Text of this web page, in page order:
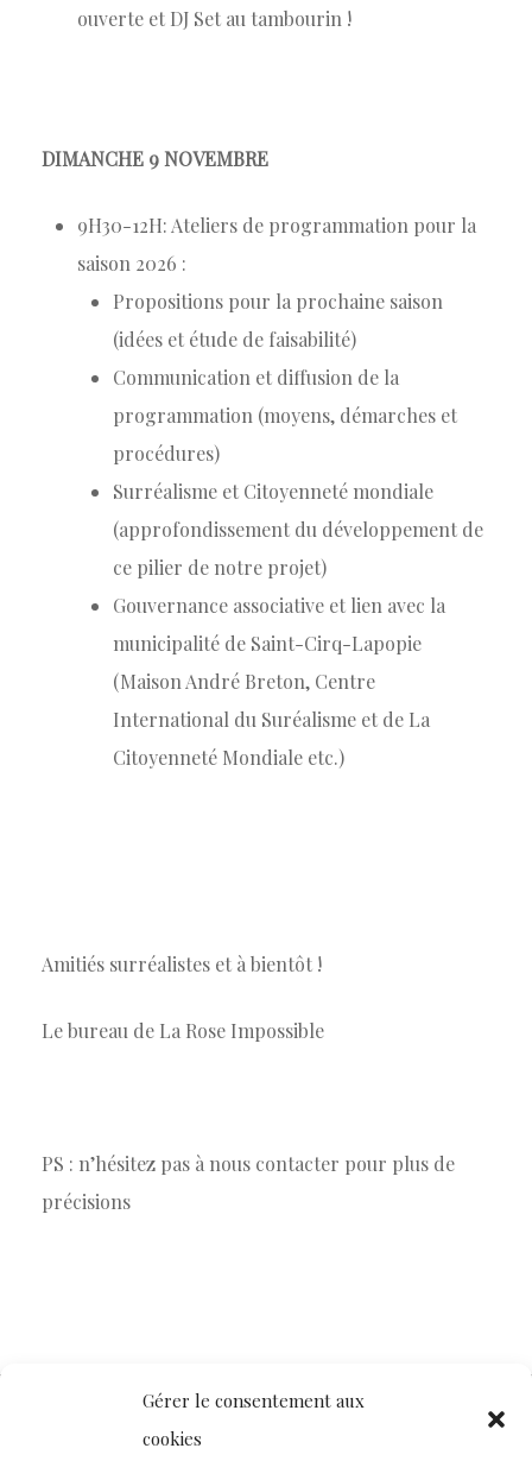
Gérer le consentement aux
cookies
ouverte et DJ Set au tambourin !
DIMANCHE 9 NOVEMBRE
9H30-12H: Ateliers de programmation pour la
saison 2026 :
Propositions pour la prochaine saison
(idées et étude de faisabilité)
Communication et diffusion de la
programmation (moyens, démarches et
procédures)
Surréalisme et Citoyenneté mondiale
(approfondissement du développement de
ce pilier de notre projet)
Gouvernance associative et lien avec la
municipalité de Saint-Cirq-Lapopie
(Maison André Breton, Centre
International du Suréalisme et de La
Citoyenneté Mondiale etc.)
Amitiés surréalistes et à bientôt !
Le bureau de La Rose Impossible
PS : n’hésitez pas à nous contacter pour plus de
précisions